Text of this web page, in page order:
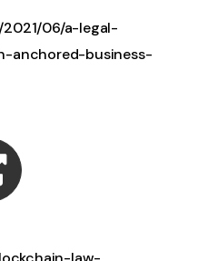
06/a-legal-
anchored-business-